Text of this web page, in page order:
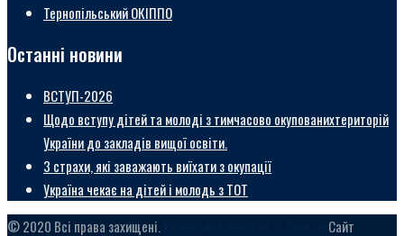
Тернопільський ОКІППО
Останні новини
ВСТУП-2026
Щодо вступу дітей та молоді з тимчасово окупованихтериторій
України до закладів вищої освіти.
3 страхи, які заважають виїхати з окупації
Україна чекає на дітей і молодь з ТОТ
© 2020 Всі права захищені.
Сайт